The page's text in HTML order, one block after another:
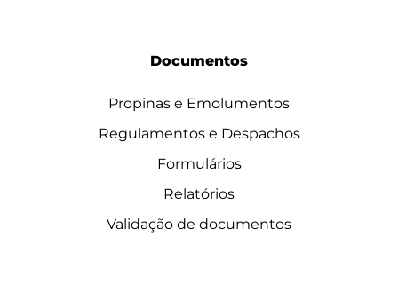
Documentos
Propinas e Emolumentos
Regulamentos e Despachos
Formulários
Relatórios
Validação de documentos